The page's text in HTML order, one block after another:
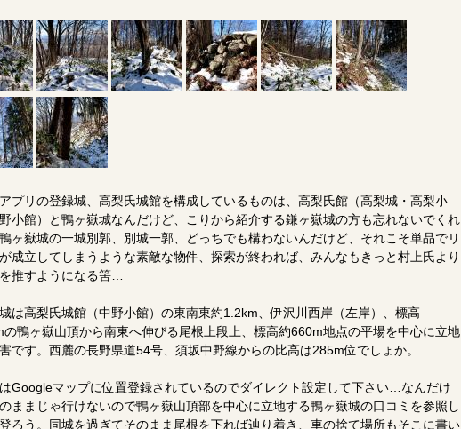
プリの登録城、高梨氏城館を構成しているものは、高梨氏館（高梨城・高梨小
小館）と鴨ヶ嶽城なんだけど、こりから紹介する鎌ヶ嶽城の方も忘れないでくれ
ヶ嶽城の一城別郭、別城一郭、どっちでも構わないんだけど、それこそ単品でリ
成立してしまうような素敵な物件、探索が終われば、みんなもきっと村上氏より
推すようになる筈…
は高梨氏城館（中野小館）の東南東約1.2km、伊沢川西岸（左岸）、標高
の鴨ヶ嶽山頂から南東へ伸びる尾根上段上、標高約660m地点の平場を中心に立地
です。西麓の長野県道54号、須坂中野線からの比高は285m位でしょか。
Googleマップに位置登録されているのでダイレクト設定して下さい…なんだけ
ままじゃ行けないので鴨ヶ嶽山頂部を中心に立地する鴨ヶ嶽城の口コミを参照し
ろう。同城を過ぎてそのまま尾根を下れば辿り着き、車の捨て場所もそこに書い